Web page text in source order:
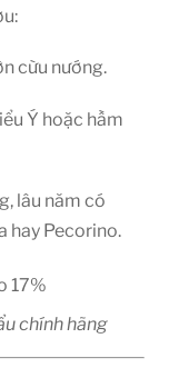
cừu nướng.
Ý hoặc hầm
lâu năm có
hay Pecorino.
chính hãng